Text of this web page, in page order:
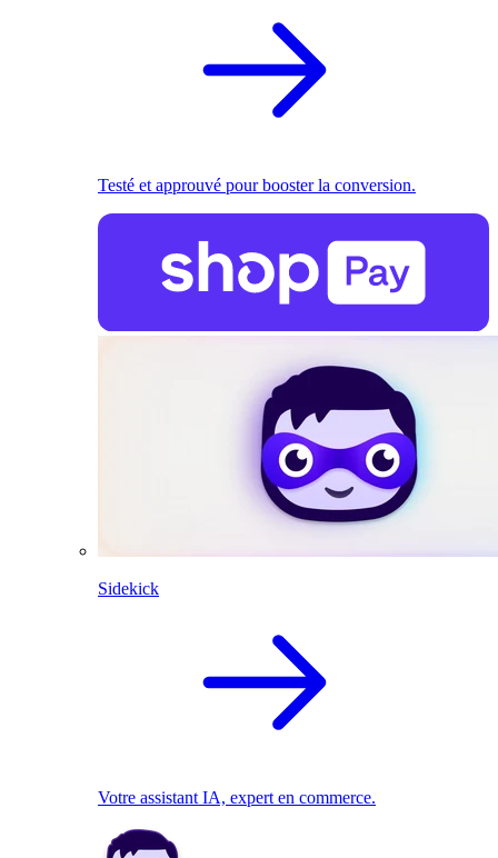
Testé et approuvé pour booster la conversion.
Sidekick
Votre assistant IA, expert en commerce.